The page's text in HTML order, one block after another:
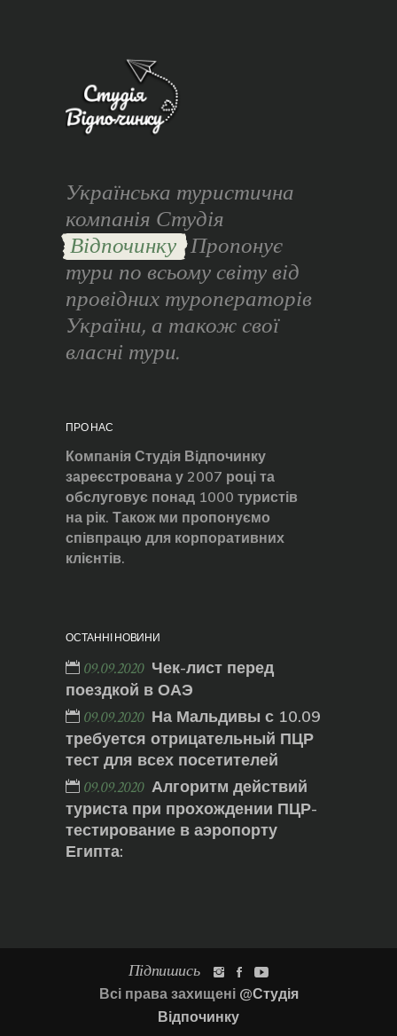
Українська туристична
компанія Студія
Відпочинку Пропонує
тури по всьому світу від
провідних туроператорів
України, а також свої
власні тури.
ПРО НАС
Компанія Студія Відпочинку
зареєстрована у 2007 році та
обслуговує понад 1000 туристів
на рік. Також ми пропонуємо
співпрацю для корпоративних
клієнтів.
ОСТАННІ НОВИНИ
09.09.2020 Чек-лист перед
поездкой в ОАЭ
09.09.2020 На Мальдивы с 10.09
требуется отрицательный ПЦР
тест для всех посетителей
09.09.2020 Алгоритм действий
туриста при прохождении ПЦР-
тестирование в аэропорту
Египта:
Підпишись
Всі права захищені @Студія
Відпочинку